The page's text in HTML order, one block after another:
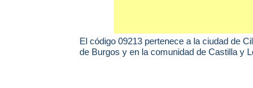
El código 09213 pertenece a la ciudad de
de Burgos y en la comunidad de Castilla y